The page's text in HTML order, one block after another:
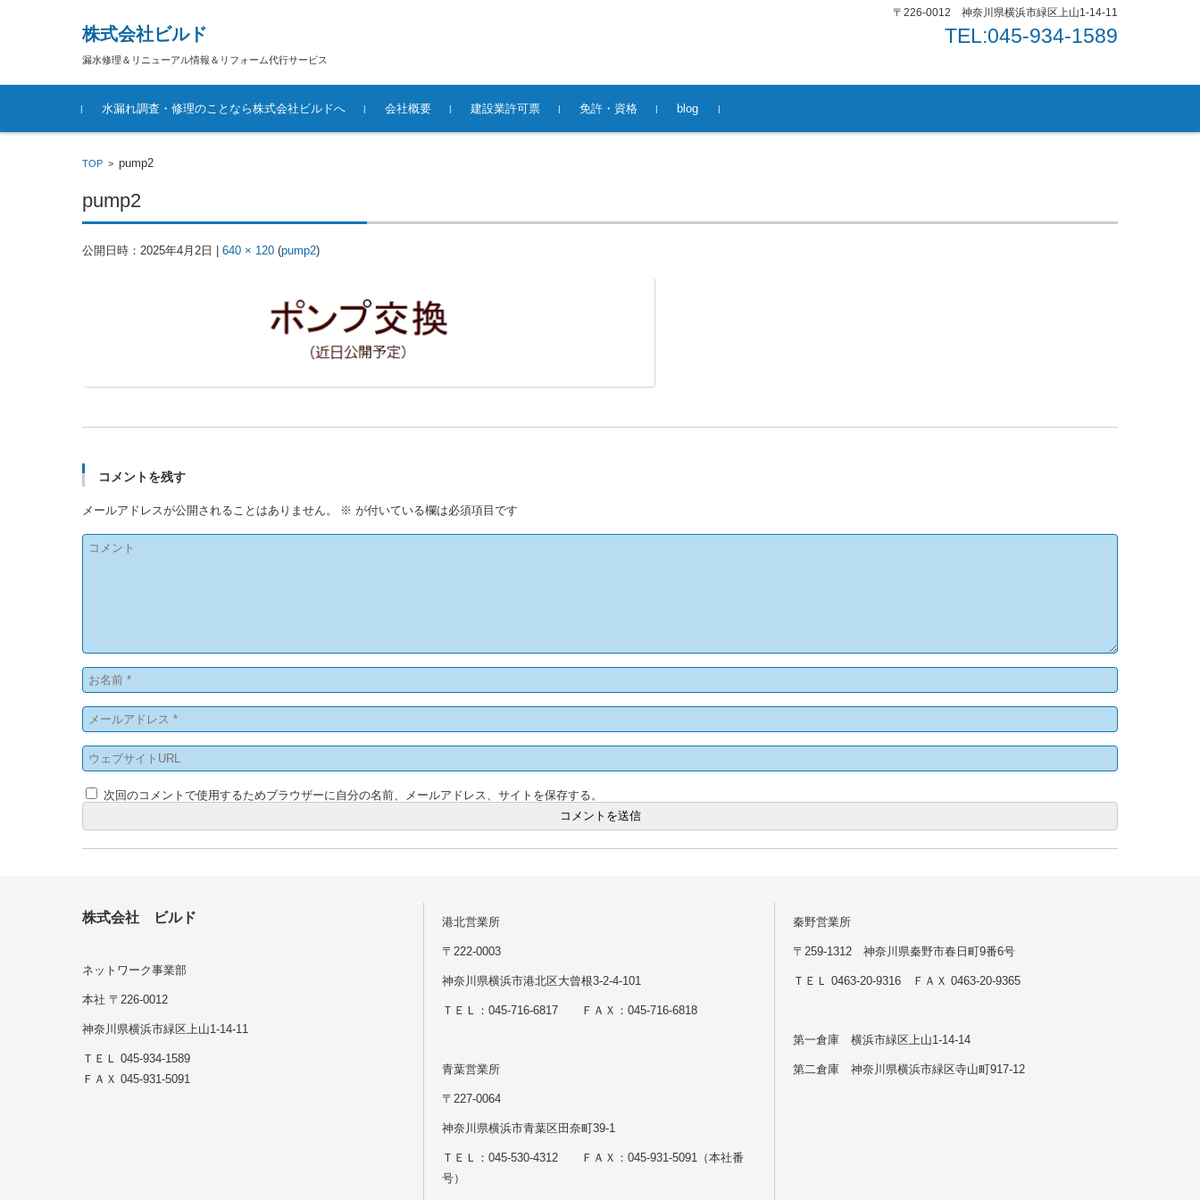
株式会社ビルド
漏水修理＆リニューアル情報＆リフォーム代行サービス
〒226-0012 神奈川県横浜市緑区上山1-14-11
TEL:045-934-1589
コンテンツに移動
水漏れ調査・修理のことなら株式会社ビルドへ
会社概要 建設業許可票 免許・資格 blog
TOP > pump2
pump2
公開日時： 2025年4月2日 640 × 120 (pump2)
コメントを残す
メールアドレスが公開されることはありません。 ※ が付いている欄は必須項目です
次回のコメントで使用するためブラウザーに自分の名前、メールアドレス、サイトを保存する。
株式会社 ビルド
ネットワーク事業部
本社 〒226-0012
神奈川県横浜市緑区上山1-14-11
ＴＥＬ 045-934-1589
ＦＡＸ 045-931-5091
港北営業所
〒222-0003
神奈川県横浜市港北区大曾根3-2-4-101
ＴＥＬ：045-716-6817 ＦＡＸ：045-716-6818
青葉営業所
〒227-0064
神奈川県横浜市青葉区田奈町39-1
ＴＥＬ：045-530-4312 ＦＡＸ：045-931-5091（本社番
号）
秦野営業所
〒259-1312 神奈川県秦野市春日町9番6号
ＴＥＬ 0463-20-9316 ＦＡＸ 0463-20-9365
第一倉庫 横浜市緑区上山1-14-14
第二倉庫 神奈川県横浜市緑区寺山町917-12